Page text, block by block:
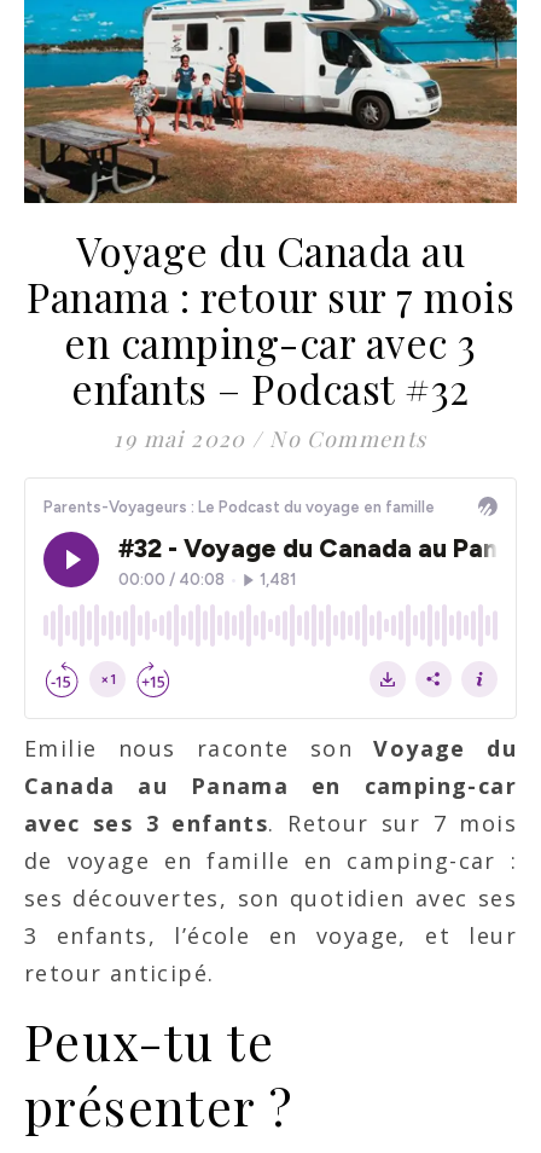
Voyage du Canada au
Panama : retour sur 7 mois
en camping-car avec 3
enfants – Podcast #32
19 mai 2020 / No Comments
Emilie nous raconte sonVoyage du
Canada au Panama en camping-car
avec ses 3 enfants. Retour sur 7 mois
de voyage en famille en camping-car :
ses découvertes, son quotidien avec ses
3 enfants, l’école en voyage, et leur
retour anticipé.
Peux-tu te
présenter ?